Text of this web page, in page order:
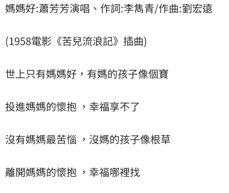
媽媽好:蕭芳芳演唱、作詞:李雋青/作曲:劉宏遠
(1958電影《苦兒流浪記》插曲)
世上只有媽媽好，有媽的孩子像個寶
投進媽媽的懷抱 ，幸福享不了
沒有媽媽最苦惱 ，沒媽的孩子像根草
離開媽媽的懷抱 ，幸福哪裡找